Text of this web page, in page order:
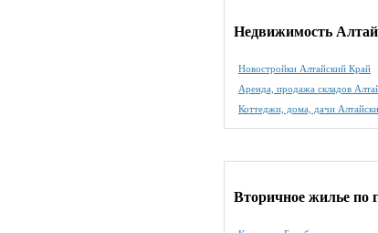
Недвижимость
Новостройки Алтайский Край
Аренда, продажа складов
Коттеджи, дома, дачи
Вторичное жилье по